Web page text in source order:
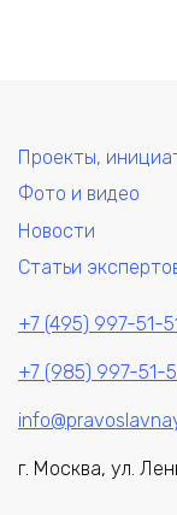
Проекты,
Фото и видео
Новости
Статьи
+7 (495) 997-51-
+7 (985) 997-51-
г. Москва, ул.